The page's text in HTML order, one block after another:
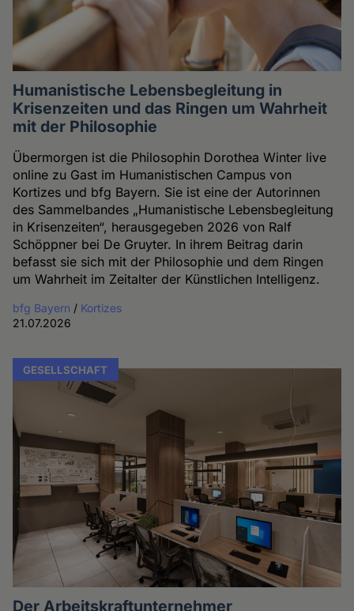
Humanistische Lebensbegleitung in
Krisenzeiten und das Ringen um Wahrheit
mit der Philosophie
Übermorgen ist die Philosophin Dorothea Winter live
online zu Gast im Humanistischen Campus von
Kortizes und bfg Bayern. Sie ist eine der Autorinnen
des Sammelbandes „Humanistische Lebensbegleitung
in Krisenzeiten“, herausgegeben 2026 von Ralf
Schöppner bei De Gruyter. In ihrem Beitrag darin
befasst sie sich mit der Philosophie und dem Ringen
um Wahrheit im Zeitalter der Künstlichen Intelligenz.
bfg Bayern / Kortizes
21.07.2026
GESELLSCHAFT
Der Arbeitskraftunternehmer